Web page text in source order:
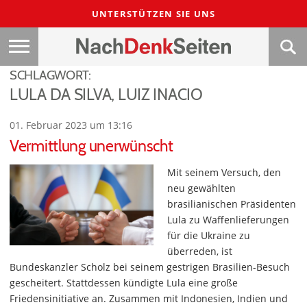
UNTERSTÜTZEN SIE UNS
SCHLAGWORT:
LULA DA SILVA, LUIZ INACIO
01. Februar 2023 um 13:16
Vermittlung unerwünscht
Mit seinem Versuch, den
neu gewählten
brasilianischen Präsidenten
Lula zu Waffenlieferungen
für die Ukraine zu
überreden, ist
Bundeskanzler Scholz bei seinem gestrigen Brasilien-Besuch
gescheitert. Stattdessen kündigte Lula eine große
Friedensinitiative an. Zusammen mit Indonesien, Indien und